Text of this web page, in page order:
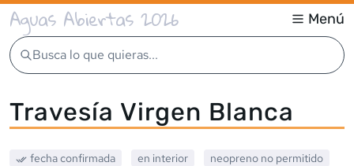
Aguas Abiertas 2026 Menú
Busca lo que quieras...
Travesía Virgen Blanca
fecha confirmada en interior neopreno no permitido